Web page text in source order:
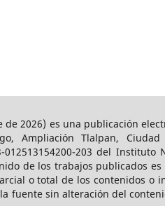
2026) es una publicación
Ampliación Tlalpan,
203 del
de los trabajos publicados
o total de los contenidos
fuente sin alteración del